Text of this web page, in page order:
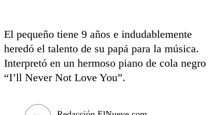
El pequeño tiene 9 años e indudablemente
heredó el talento de su papá para la música.
Interpretó en un hermoso piano de cola negro
“I’ll Never Not Love You”.